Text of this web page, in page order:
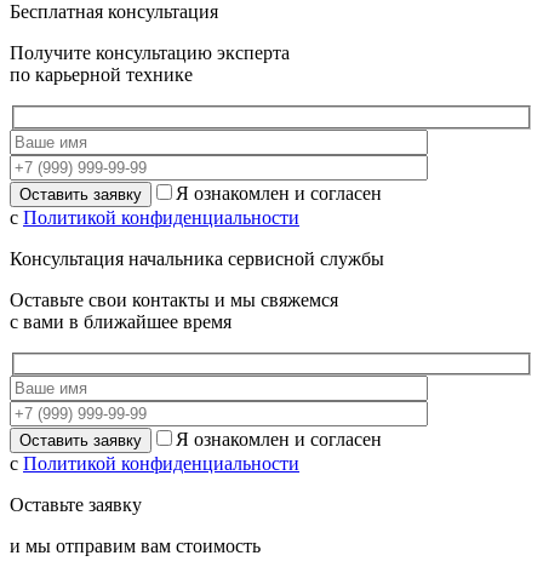
Бесплатная консультация
Получите консультацию эксперта
по карьерной технике
Я ознакомлен и согласен
с Политикой конфиденциальности
Консультация начальника сервисной службы
Оставьте свои контакты и мы свяжемся
с вами в ближайшее время
Я ознакомлен и согласен
с Политикой конфиденциальности
Оставьте заявку
и мы отправим вам стоимость